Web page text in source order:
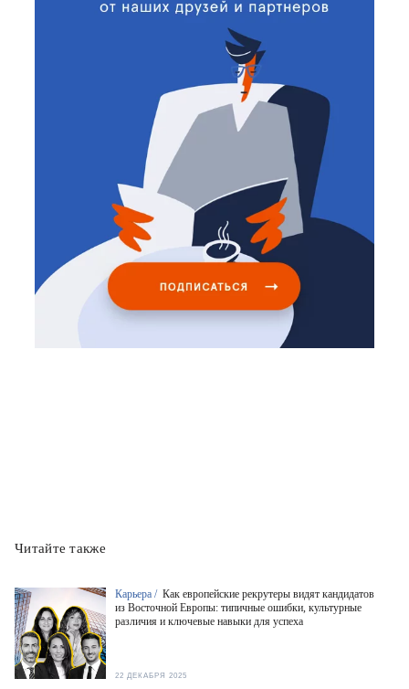
Читайте также
Карьера / Как европейские рекрутеры видят кандидатов
из Восточной Европы: типичные ошибки, культурные
различия и ключевые навыки для успеха
22 ДЕКАБРЯ 2025